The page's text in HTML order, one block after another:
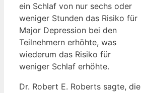
ein Schlaf von nur sechs oder
weniger Stunden das Risiko für
Major Depression bei den
Teilnehmern erhöhte, was
wiederum das Risiko für
weniger Schlaf erhöhte.
Dr. Robert E. Roberts sagte, die